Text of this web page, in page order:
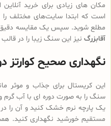
مکان های زیادی برای خرید
است که ابتدا سایت‌های مختلف را
مطلع شوید. سپس یک مقایسه دقیق
آقابزرگ نیز این سنگ زیبا را در
نگهداری صحیح کوارتز
این کریستال برای جذاب و موثر
سنگ را به صورت دوره ای با آب گرم
یک پارچه نرم خشک کنید و آن را
مستقیم خورشید نگهداری کنید.